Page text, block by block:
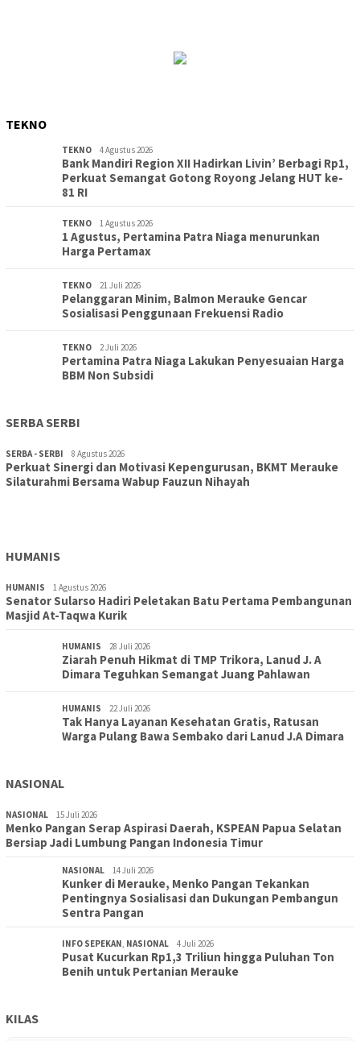
TEKNO
TEKNO 4 Agustus 2026
Bank Mandiri Region XII Hadirkan Livin’ Berbagi Rp1,
Perkuat Semangat Gotong Royong Jelang HUT ke-
81 RI
TEKNO 1 Agustus 2026
1 Agustus, Pertamina Patra Niaga menurunkan
Harga Pertamax
TEKNO 21 Juli 2026
Pelanggaran Minim, Balmon Merauke Gencar
Sosialisasi Penggunaan Frekuensi Radio
TEKNO 2 Juli 2026
Pertamina Patra Niaga Lakukan Penyesuaian Harga
BBM Non Subsidi
SERBA SERBI
SERBA - SERBI 8 Agustus 2026
Perkuat Sinergi dan Motivasi Kepengurusan, BKMT Merauke
Silaturahmi Bersama Wabup Fauzun Nihayah
TOPIK 30 Juli 2026
Wujudkan Sekolah Adiwiyata:SD Inpres Polder Merauke
HUMANIS
HUMANIS 1 Agustus 2026
Senator Sularso Hadiri Peletakan Batu Pertama Pembangunan
Masjid At-Taqwa Kurik
HUMANIS 28 Juli 2026
Ziarah Penuh Hikmat di TMP Trikora, Lanud J. A
Dimara Teguhkan Semangat Juang Pahlawan
HUMANIS 22 Juli 2026
Tak Hanya Layanan Kesehatan Gratis, Ratusan
Warga Pulang Bawa Sembako dari Lanud J.A Dimara
NASIONAL
NASIONAL 15 Juli 2026
Menko Pangan Serap Aspirasi Daerah, KSPEAN Papua Selatan
Bersiap Jadi Lumbung Pangan Indonesia Timur
NASIONAL 14 Juli 2026
Kunker di Merauke, Menko Pangan Tekankan
Pentingnya Sosialisasi dan Dukungan Pembangun
Sentra Pangan
INFO SEPEKAN, NASIONAL 4 Juli 2026
Pusat Kucurkan Rp1,3 Triliun hingga Puluhan Ton
Benih untuk Pertanian Merauke
KILAS